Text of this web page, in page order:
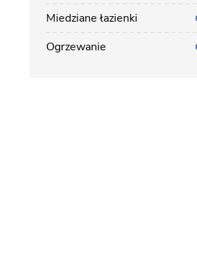
Miedziane łazienki
Ogrzewanie